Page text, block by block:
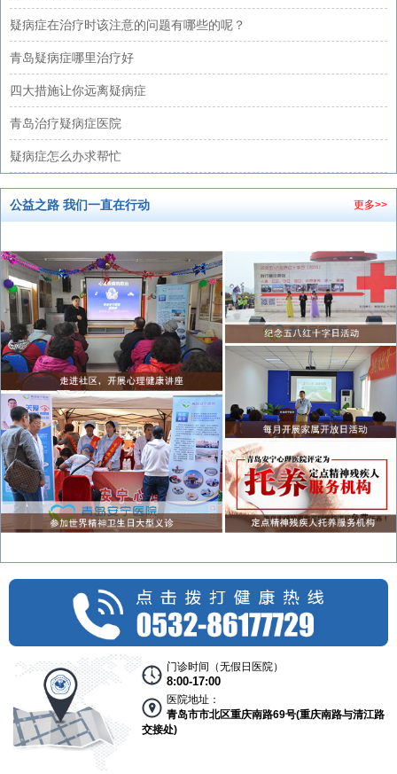
疑病症在治疗时该注意的问题有哪些的呢？
青岛疑病症哪里治疗好
四大措施让你远离疑病症
青岛治疗疑病症医院
疑病症怎么办求帮忙
公益之路 我们一直在行动 更多>>
门诊时间（无假日医院）
8:00-17:00
医院地址：
青岛市市北区重庆南路69号(重庆南路与清江路
交接处)